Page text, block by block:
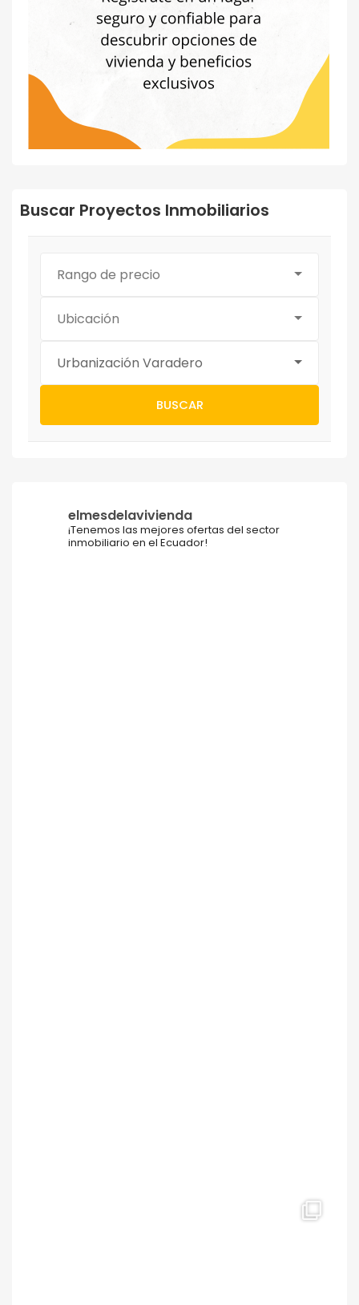
Buscar Proyectos Inmobiliarios
Rango de precio
Ubicación
Urbanización Varadero
BUSCAR
elmesdelavivienda
¡Tenemos las mejores ofertas del sector
inmobiliario en el Ecuador!